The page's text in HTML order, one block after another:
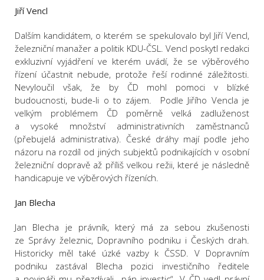
Jiří Vencl
Dalším kandidátem, o kterém se spekulovalo byl Jiří Vencl,
železniční manažer a politik KDU-ČSL. Vencl poskytl redakci
exkluzivní vyjádření ve kterém uvádí, že se výběrového
řízení účastnit nebude, protože řeší rodinné záležitosti.
Nevyloučil však, že by ČD mohl pomoci v blízké
budoucnosti, bude-li o to zájem. Podle Jiřího Vencla je
velkým problémem ČD poměrně velká zadluženost
a vysoké množství administrativních zaměstnanců
(přebujelá administrativa). České dráhy mají podle jeho
názoru na rozdíl od jiných subjektů podnikajících v osobní
železniční dopravě až příliš velkou režii, které je následně
handicapuje ve výběrových řízeních.
Jan Blecha
Jan Blecha je právník, který má za sebou zkušenosti
ze Správy železnic, Dopravního podniku i Českých drah.
Historicky měl také úzké vazby k ČSSD. V Dopravním
podniku zastával Blecha pozici investičního ředitele